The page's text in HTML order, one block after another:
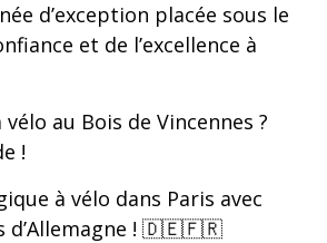
d’exception placée sous le
et de l’excellence à
vélo au Bois de Vincennes ?
!
à vélo dans Paris avec
d’Allemagne ! 🇩🇪🇫🇷